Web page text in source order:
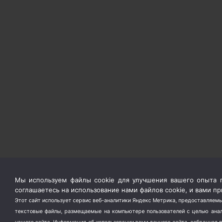
Мы используем файлы cookie для улучшения вашего опыта
соглашаетесь на использование нами файлов cookie, и вами
Этот сайт использует сервис веб-аналитики Яндекс Метрика,
текстовые файлы, размещаемые на компьютере пользователей с целью